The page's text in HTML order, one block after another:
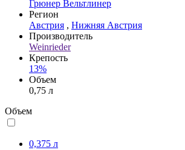
Грюнер Вельтлинер
Регион
Австрия , Нижняя Австрия
Производитель
Weinrieder
Крепость
13%
Объем
0,75 л
Объем
0,375 л